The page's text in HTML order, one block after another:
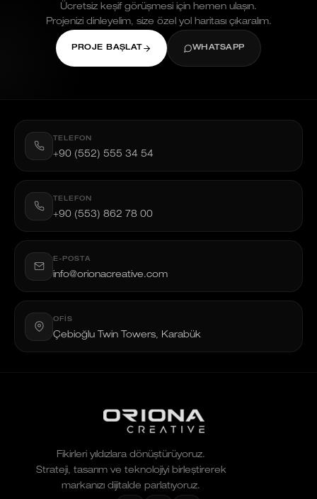
Ücretsiz keşif görüşmesi için hemen ulaşın.
Projenizi dinleyelim, size özel yol haritası çıkaralım.
PROJE BAŞLAT WHATSAPP
TELEFON
+90 (552) 555 34 54
TELEFON
+90 (553) 862 78 00
E-POSTA
info@orionacreative.com
OFIS
Çebioğlu Twin Towers, Karabük
Fikirleri yıldızlara dönüştürüyoruz.
Strateji, tasarım ve teknolojiyi birleştirerek
markanızı dijitalde parlatıyoruz.